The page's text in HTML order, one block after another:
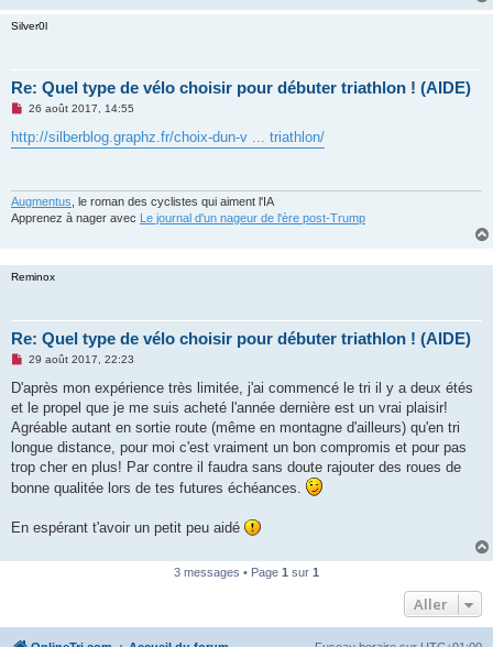
Silver0l
Re: Quel type de vélo choisir pour débuter triathlon ! (AIDE)
M
s
s
n
n
26 août 2017, 14:55
http://silberblog.graphz.fr/choix-dun-v ... triathlon/
Augmentus , le roman des cyclistes qui aiment l'IA
Apprenez à nager avec Le journal d'un nageur de l'ère post-Trump
Reminox
Re: Quel type de vélo choisir pour débuter triathlon ! (AIDE)
M
s
a
g
e
n
o
n
l
29 août 2017, 22:23
D'après mon expérience très limitée, j'ai commencé le tri il y a deux étés
et le propel que je me suis acheté l'année dernière est un vrai plaisir!
Agréable autant en sortie route (même en montagne d'ailleurs) qu'en tri
longue distance, pour moi c'est vraiment un bon compromis et pour pas
trop cher en plus! Par contre il faudra sans doute rajouter des roues de
bonne qualitée lors de tes futures échéances.
En espérant t'avoir un petit peu aidé
3 messages • Page 1 sur 1
Aller